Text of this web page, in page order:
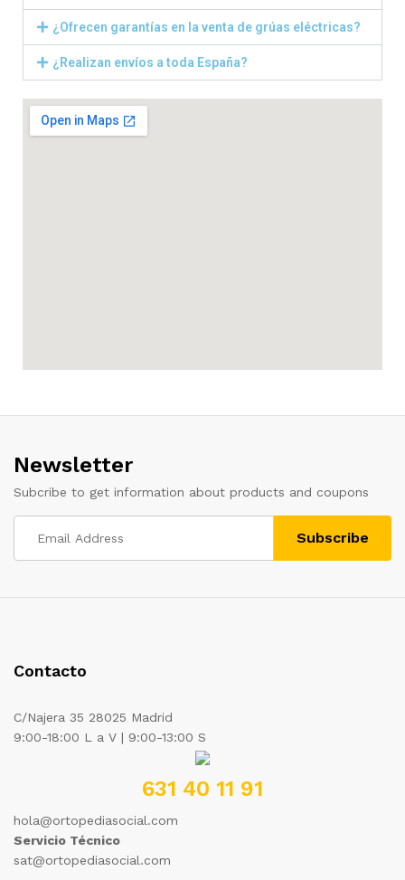
¿Ofrecen garantías en la venta de grúas eléctricas?
¿Realizan envíos a toda España?
Newsletter
Subcribe to get information about products and coupons
Contacto
C/Najera 35 28025 Madrid
9:00-18:00 L a V | 9:00-13:00 S
631 40 11 91
hola@ortopediasocial.com
Servicio Técnico
sat@ortopediasocial.com